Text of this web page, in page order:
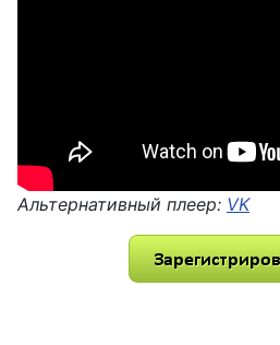
Альтернативный плеер: VK